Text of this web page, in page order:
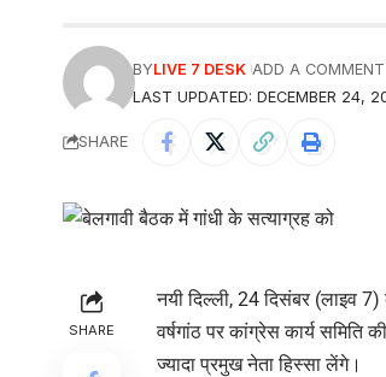
LAST UPDATED: DECEMBER 24,
BYLIVE 7 DESK ADD A COMMENT
SHARE
SHARE
नयी दिल्ली, 24 दिसंबर (लाइव
वर्षगांठ पर कांग्रेस कार्य
ज्यादा प्रमुख नेता हिस्सा लेंगे।